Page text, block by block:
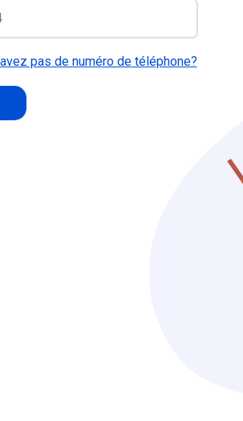
pas de numéro de téléphone?